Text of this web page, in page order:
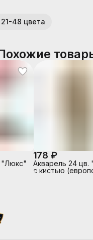
48 цвета
"Люкс"
178 ₽
Акварель 24 цв.
с кистью